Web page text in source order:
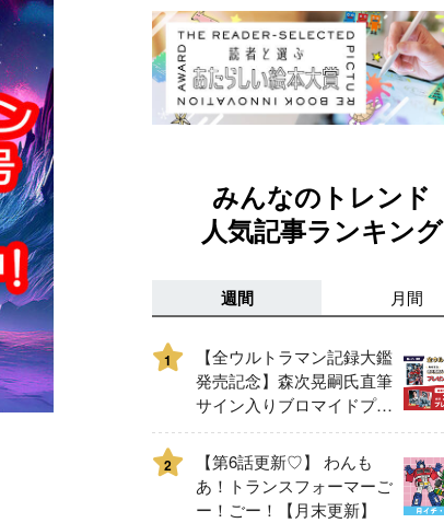
みんなのトレンド
人気記事ランキング
週間 月間
1
【全ウルトラマン記録大鑑
発売記念】森次晃嗣氏直筆
サイン入りブロマイドプレ
ゼントキャンペーン開催！
2
【第6話更新♡】 わんも
あ！トランスフォーマーご
ー！ごー！【月末更新】